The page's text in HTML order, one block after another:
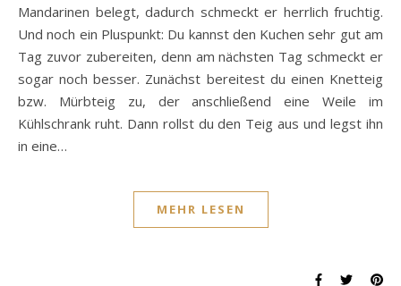
Mandarinen belegt, dadurch schmeckt er herrlich fruchtig.
Und noch ein Pluspunkt: Du kannst den Kuchen sehr gut am
Tag zuvor zubereiten, denn am nächsten Tag schmeckt er
sogar noch besser. Zunächst bereitest du einen Knetteig
bzw. Mürbteig zu, der anschließend eine Weile im
Kühlschrank ruht. Dann rollst du den Teig aus und legst ihn
in eine…
MEHR LESEN